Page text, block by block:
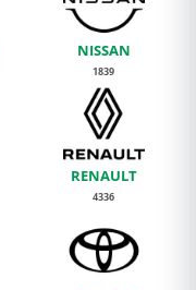
NISSAN
1839
RENAULT
4336